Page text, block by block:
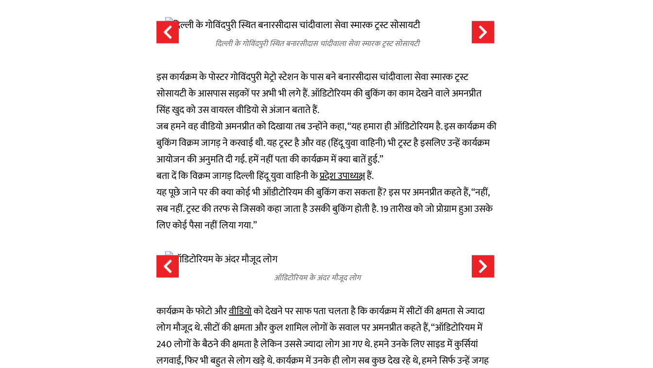
दिल्ली के गोविंदपुरी स्थित बनारसीदास चांदीवाला सेवा स्मारक ट्रस्ट सोसायटी
इस कार्यक्रम के पोस्टर गोविंदपुरी मेट्रो स्टेशन के पास बने बनारसीदास चांदीवाला सेवा स्मारक ट्रस्ट
सोसायटी के आसपास सड़कों पर अभी भी लगे हैं. ऑडिटोरियम की बुकिंग का काम देखने वाले अमनप्रीत
सिंह खुद को उस वायरल वीडियो से अंजान बताते हैं.
जब हमने वह वीडियो अमनप्रीत को दिखाया तब उन्होंने कहा, “यह हमारा ही ऑडिटोरियम है. इस कार्यक्रम की
बुकिंग विक्रम जागड़ ने करवाई थी. यह ट्रस्ट है और वह (हिंदू युवा वाहिनी) भी ट्रस्ट है इसलिए उन्हें कार्यक्रम
आयोजन की अनुमति दी गई. हमें नहीं पता की कार्यक्रम में क्या बातें हुई.”
बता दें कि विक्रम जागड़ दिल्ली हिंदू युवा वाहिनी केप्रदेश उपाध्यक्षहैं.
यह पूछे जाने पर की क्या कोई भी ऑडीटोरियम की बुकिंग करा सकता हैं? इस पर अमनप्रीत कहते हैं, “नहीं,
सब नहीं. ट्रस्ट की तरफ से जिसको कहा जाता है उसकी बुकिंग होती है. 19 तारीख को जो प्रोग्राम हुआ उसके
लिए कोई पैसा नहीं लिया गया.”
ऑडिटोरियम के अंदर मौजूद लोग
कार्यक्रम के फोटो औरवीडियोको देखने पर साफ पता चलता है कि कार्यक्रम में सीटों की क्षमता से ज्यादा
लोग मौजूद थे. सीटों की क्षमता और कुल शामिल लोगों के सवाल पर अमनप्रीत कहते हैं, “ऑडिटोरियम में
240 लोगों के बैठने की क्षमता है लेकिन उससे ज्यादा लोग आ गए थे. हमने उनके लिए साइड में कुर्सियां
लगवाईं, फिर भी बहुत से लोग खड़े थे. कार्यक्रम में उनके ही लोग सब कुछ देख रहे थे, हमने सिर्फ उन्हें जगह